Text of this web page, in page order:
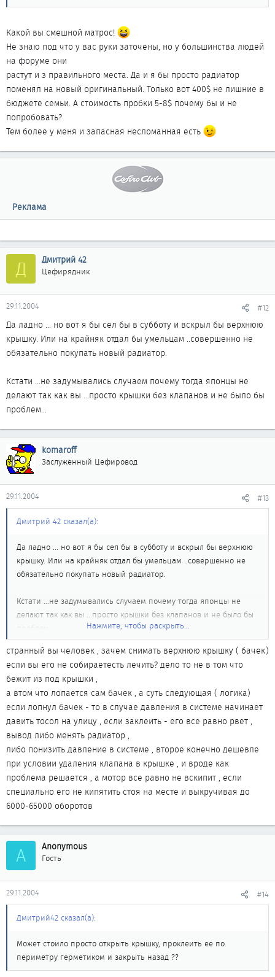
Какой вы смешной матрос!
Не знаю под что у вас руки заточены, но у большинства людей
на форуме они
растут и з правильного места. Да и я бы просто радиатор
поменял на новый оригинальный. Только вот 400$ не лишние в
бюджете семьи. А стоимость пробки 5-8$ почему бы и не
попробовать?
Тем более у меня и запасная несломанная есть
Реклама
Д Дмитрий 42
Цефирядник
29.11.2004 #12
Да ладно ... но вот я бы сел бы в субботу и вскрыл бы верхнюю
крышку. Или на крайняк отдал бы умельцам ..совершенно не
обязательно покупать новый радиатор.
Кстати ...не задумывались случаем почему тогда японцы не
делают так как вы ...просто крышки без клапанов и не было бы
проблем...
komaroff
Заслуженный Цефировод
29.11.2004 #13
Дмитрий 42 сказал(а):
Да ладно ... но вот я бы сел бы в субботу и вскрыл бы верхнюю
крышку. Или на крайняк отдал бы умельцам ..совершенно не
обязательно покупать новый радиатор.
Кстати ...не задумывались случаем почему тогда японцы не
делают так как вы ...просто крышки без клапанов и не было бы
Нажмите, чтобы раскрыть...
странный вы человек , зачем снимать верхнюю крышку ( бачек)
если вы его не собираетесть лечить? дело то не в том что
бежит из под крышки ,
а втом что лопается сам бачек , а суть следующая ( логика)
если лопнул бачек - то в случае давления в системе начинает
давить тосол на улицу , если заклеить - его все равно рвет ,
вывод либо менять радиатор ,
либо понизить давление в системе , второе конечно дешевле
при условии удаления клапана в крышке , и вроде как
проблема решается , а мотор все равно не вскипит , если
специально его не кипятить стоя на месте и выкручивая до
6000-65000 оборотов
A Anonymous
Гость
29.11.2004 #14
Дмитрий42 сказал(а):
Может стоило просто открыть крышку, проклеить ее по
периметру герметиком и закрыть назад ??